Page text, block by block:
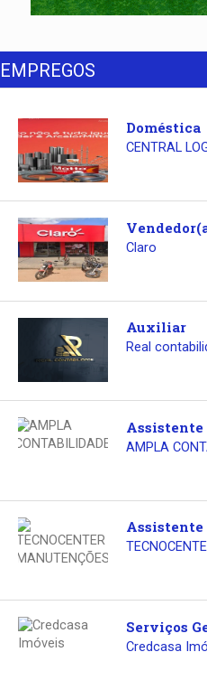
EMPREGOS
Doméstica
CENTRAL
Claro
Auxiliar
Real
Assistente
AMPLA
Assistente
Serviços
Credcasa